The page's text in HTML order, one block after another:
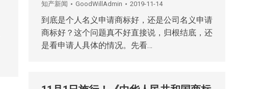
知产新闻 GoodWillAdmin 2019-11-14
到底是个人名义申请商标好，还是公司名义申请
商标好？这个问题真不好直接说，归根结底，还
是看申请人具体的情况。先看…